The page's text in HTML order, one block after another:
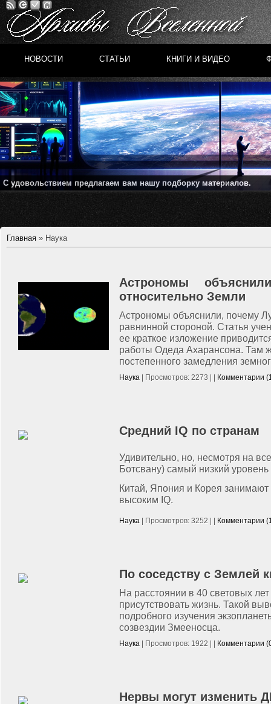
НОВОСТИ СТАТЬИ КНИГИ И ВИДЕО
С удовольствием предлагаем вам нашу подборку материалов.
Главная » Наука
Астрономы
относительно Земли
Астрономы объяснили, почему
равнинной стороной. Статья
ее краткое изложение
работы Одеда Ахарансона. Там
постепенного замедления
Наука | Просмотров: 2273 | | Комментарии
Средний IQ по странам
Удивительно, но, несмотря на
Ботсвану) самый низкий
Китай, Япония и Корея
высоким IQ.
Наука | Просмотров: 3252 | | Комментарии
По соседству с Землей
На расстоянии в 40 световых
присутствовать жизнь. Такой
подробного изучения
созвездии Змееносца.
Наука | Просмотров: 1922 | | Комментарии
Нервы могут изменить